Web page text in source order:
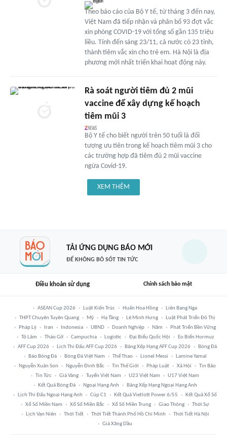
Theo báo cáo của Bộ Y tế, từ tháng 3 đến nay,
Việt Nam đã tiếp nhận và phân bổ 93 đợt vắc
xin phòng COVID-19 với tổng số gần 135 triệu
liều. Tính đến sáng 23/11, cả nước có 23 tỉnh,
thành tiêm vắc xin cho trẻ em. Hà Nội là địa
phương mới nhất triển khai hoạt động này.
Rà soát người tiêm đủ 2 mũi
vaccine để xây dựng kế hoạch
tiêm mũi 3
Bộ Y tế cho biết người trên 50 tuổi là đối
tượng ưu tiên trong kế hoạch tiêm mũi 3 cho
các trường hợp đã tiêm đủ 2 mũi vaccine
ngừa Covid-19.
XEM THÊM
TẢI ỨNG DỤNG BÁO MỚI
ĐỂ KHÔNG BỎ SÓT TIN TỨC
Điều khoản sử dụng Chính sách bảo mật
ASEAN Cup 2026 Luật Kiến Trúc Huấn Hoa Hồng
Liên Bang Nga
THPT Chuyên Tuyên Quang
Mỹ Hạ Tầng Lê Minh Hưng
Luật Phát Triển Đô Thị
Pháp Lý
Iran Indonesia UBND Doanh Nghiệp Năm
Phát Triển Bền Vững
Tô Lâm
Tháo Gỡ Campuchia Logistic Đại Biểu Quốc Hội
Eo Biển Hormuz
AFF Cup 2026
Lịch Thi Đấu AFF Cup 2026 Bảng Xếp Hạng AFF Cup 2026
Bóng Đá
Báo Bóng Đá
Bóng Đá Việt Nam Thể Thao Lionel Messi
Lamine Yamal
Nguyễn Xuân Son
Nguyễn Đình Bắc Tin Thế Giới Pháp Luật Xã Hội
Tin Bão
Tin Tức
Giá Vàng Tuyển Việt Nam U23 Việt Nam
U17 Việt Nam
Kết Quả Bóng Đá
Ngoại Hạng Anh
Bảng Xếp Hạng Ngoại Hạng Anh
Lịch Thi Đấu Ngoại Hạng Anh
Cúp C1 Kết Quả Vietlott Power 6/55
Kết Quả Xổ Số
Xổ Số Miền Nam
Xổ Số Miền Bắc Xổ Số Miền Trung Giao Thông
Thời Sự
Lịch Vạn Niên
Thời Tiết Thời Tiết Thành Phố Hồ Chí Minh
Thời Tiết Hà Nội
Giá Xăng Dầu